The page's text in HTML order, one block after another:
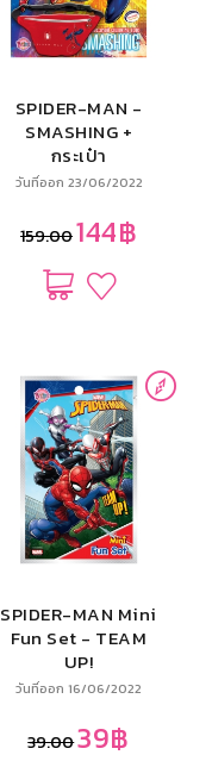
SPIDER-MAN -
SMASHING +
กระเป๋า
วันที่ออก 23/06/2022
159.00144฿
SPIDER-MAN Mini
Fun Set - TEAM
UP!
วันที่ออก 16/06/2022
39.0039฿